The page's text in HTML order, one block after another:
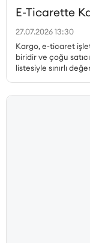
E-Ticarette
27.07.2026 13:30
Kargo, e-ticaret
biridir ve çoğu
listesiyle sınırlı